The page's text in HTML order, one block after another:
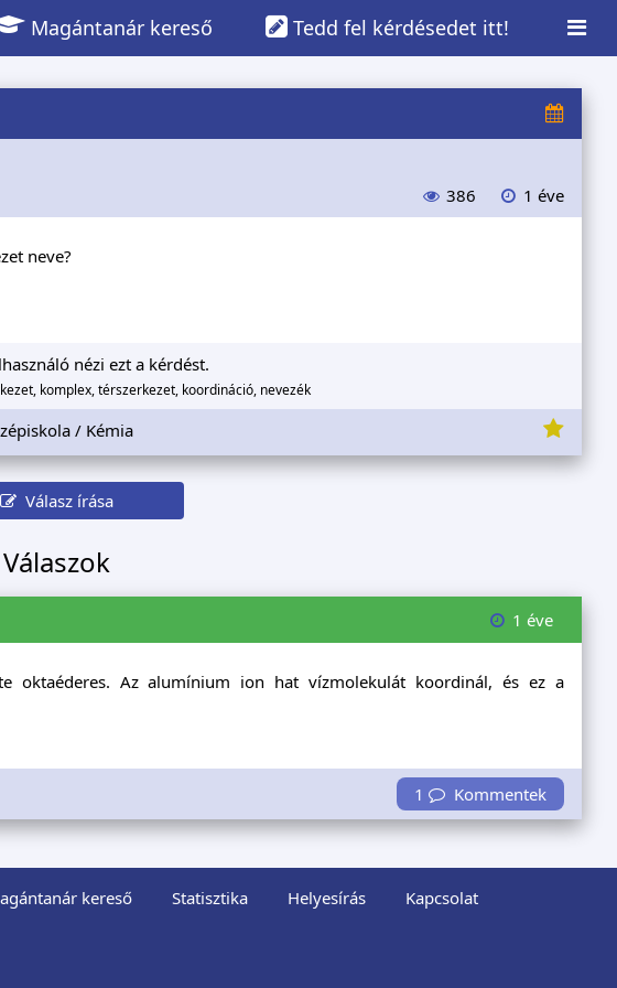
Tedd fel kérdésedet itt!
Magántanár kereső
386 1 éve
neve?
nézi ezt a kérdést.
komplex, térszerkezet, koordináció, nevezék
/ Kémia
Válasz írása
Válaszok
1 éve
oktaéderes. Az alumínium ion hat vízmolekulát koordinál, és ez a
1 Kommentek
kereső Statisztika Helyesírás Kapcsolat